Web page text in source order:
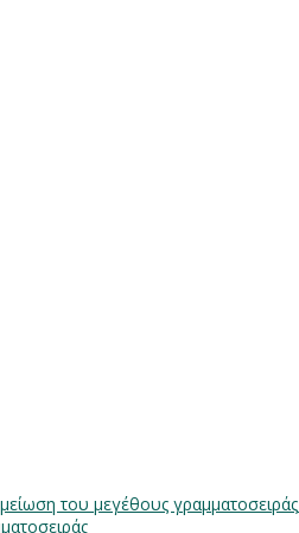
μείωση του μεγέθους γραμματοσειράς